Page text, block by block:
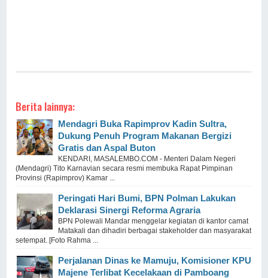
Berita lainnya:
Mendagri Buka Rapimprov Kadin Sultra,
Dukung Penuh Program Makanan Bergizi
Gratis dan Aspal Buton
KENDARI, MASALEMBO.COM - Menteri Dalam Negeri
(Mendagri) Tito Karnavian secara resmi membuka Rapat Pimpinan
Provinsi (Rapimprov) Kamar ...
Peringati Hari Bumi, BPN Polman Lakukan
Deklarasi Sinergi Reforma Agraria
BPN Polewali Mandar menggelar kegiatan di kantor camat
Matakali dan dihadiri berbagai stakeholder dan masyarakat
setempat. [Foto Rahma ...
Perjalanan Dinas ke Mamuju, Komisioner KPU
Majene Terlibat Kecelakaan di Pamboang